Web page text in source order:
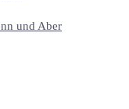
und Aber